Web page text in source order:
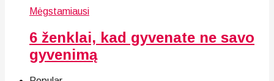
Mėgstamiausi
6 ženklai, kad gyvenate ne savo
gyvenimą